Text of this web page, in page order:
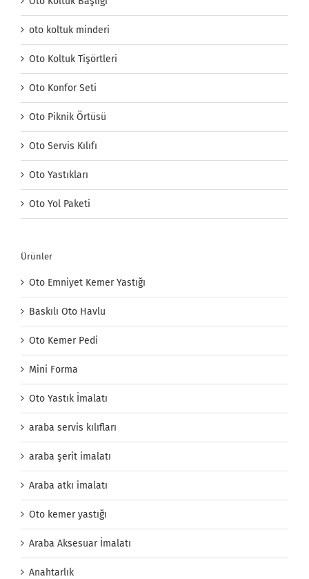
oto koltuk minderi
Oto Koltuk Tişörtleri
Oto Konfor Seti
Oto Piknik Örtüsü
Oto Servis Kılıfı
Oto Yastıkları
Oto Yol Paketi
Ürünler
Oto Emniyet Kemer Yastığı
Baskılı Oto Havlu
Oto Kemer Pedi
Mini Forma
Oto Yastık İmalatı
araba servis kılıfları
araba şerit imalatı
Araba atkı imalatı
Oto kemer yastığı
Araba Aksesuar İmalatı
Anahtarlık